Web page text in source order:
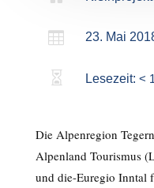
 23. Mai
 Lesezeit: < 1
Die Alpenregion
Alpenland Tourismus
und die-Euregio Inntal